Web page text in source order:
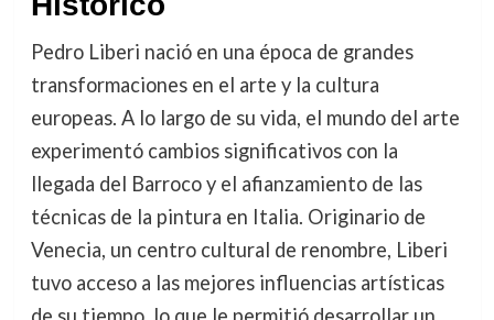
Pedro Liberi nació en una época de grandes
transformaciones en el arte y la cultura
europeas. A lo largo de su vida, el mundo del arte
experimentó cambios significativos con la
llegada del Barroco y el afianzamiento de las
técnicas de la pintura en Italia. Originario de
Venecia, un centro cultural de renombre, Liberi
tuvo acceso a las mejores influencias artísticas